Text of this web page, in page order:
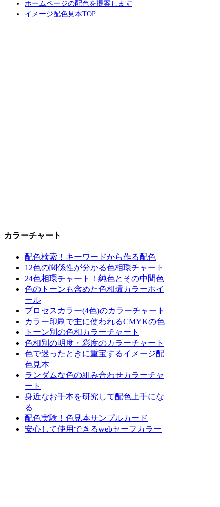
ホームページの配色を提案します
イメージ配色見本TOP
カラーチャート
配色検索！キーワードから作る配色
12色の関係性が分かる色相環チャート
24色相環チャート！純色とその中間色
色のトーンも含めた色相環カラーホイ
ール
プロセスカラー(4色)のカラーチャート
カラー印刷で主に使われるCMYKの色
トーン別の色相カラーチャート
色相別の明度・彩度のカラーチャート
色で迷ったときに重宝するイメージ配
色見本
ランダムな色の組み合わせカラーチャ
ート
身近なお手本を研究して配色上手にな
る
配色実験！色見本サンプルカード
安心して使用できるwebセーフカラー